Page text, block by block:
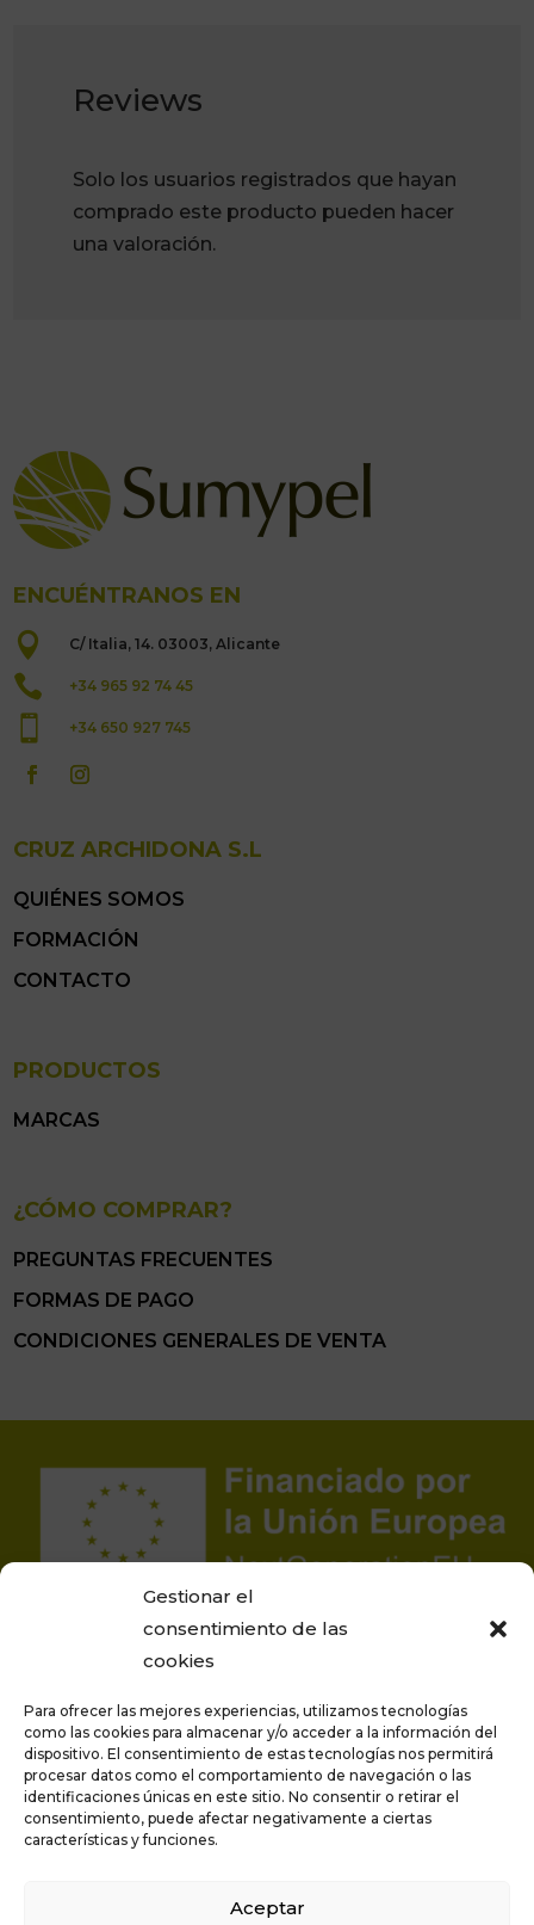
Gestionar el
consentimiento de las
cookies
Para ofrecer las mejores experiencias, utilizamos tecnologías
como las cookies para almacenar y/o acceder a la información del
dispositivo. El consentimiento de estas tecnologías nos permitirá
procesar datos como el comportamiento de navegación o las
identificaciones únicas en este sitio. No consentir o retirar el
consentimiento, puede afectar negativamente a ciertas
características y funciones.
Aceptar
Reviews
Solo los usuarios registrados que hayan
comprado este producto pueden hacer
una valoración.
ENCUÉNTRANOS EN
 C/ Italia, 14. 03003, Alicante
 +34 965 92 74 45
 +34 650 927 745
CRUZ ARCHIDONA S.L
QUIÉNES SOMOS
FORMACIÓN
CONTACTO
PRODUCTOS
MARCAS
¿CÓMO COMPRAR?
PREGUNTAS FRECUENTES
FORMAS DE PAGO
CONDICIONES GENERALES DE VENTA
Proyecto financiado por la Unión Europea –
NextGenerationEU
Privacidad